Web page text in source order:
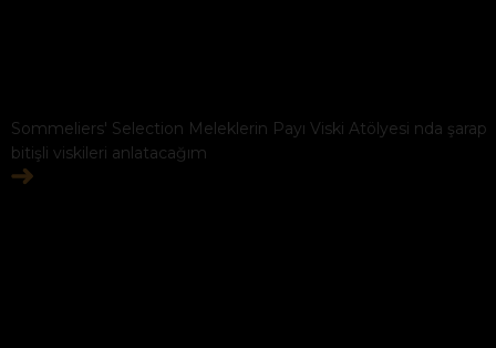
Sommeliers' Selection Meleklerin Payı Viski Atölyesi nda şarap
bitişli viskileri anlatacağım